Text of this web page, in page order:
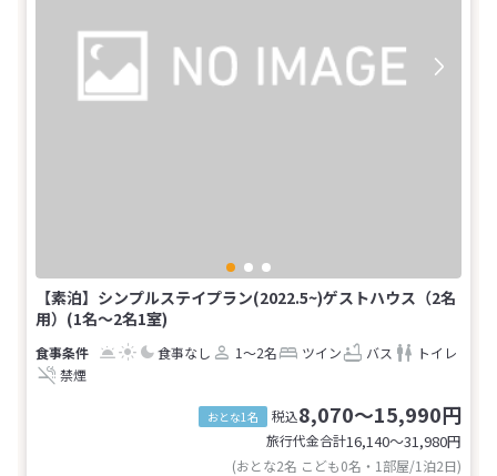
【素泊】シンプルステイプラン(2022.5~)ゲストハウス（2名
用）(1名～2名1室)
食事なし 1～2名 ツイン バス
トイレ
禁煙
おとな1名 税込8,070～15,990円
旅行代金合計16,140〜31,980円
(おとな2名 こども0名・1部屋/1泊2日)